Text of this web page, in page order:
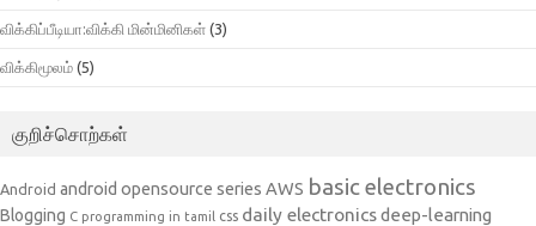
விக்கிப்பீடியா:விக்கி மின்மினிகள் (3)
விக்கிமூலம் (5)
குறிச்சொற்கள்
Android android opensource series AWS basic electronics
Blogging C programming in tamil css daily electronicsdeep-learning